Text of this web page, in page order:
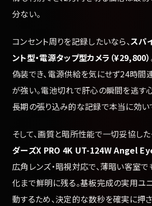
分ない。
コンセント周りを記録したいなら、スパ
ント型・電源タップ型カメラ（¥29,800）
偽装でき、電源供給を気にせず24時間
が強い。電池切れで肝心の瞬間を逃す
長期の張り込み的な記録で本当に効い
そして、画質と暗所性能で一切妥協し
ダーズX PRO 4K UT-124W Angel Eye
広角レンズ・暗視対応で、薄暗い客室
化まで鮮明に残る。基板完成の実用ユ
動するため、決定的な数秒を確実に押